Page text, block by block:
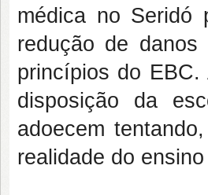
médica no Seridó
redução de danos
princípios do EBC.
disposição da
adoecem
realidade do